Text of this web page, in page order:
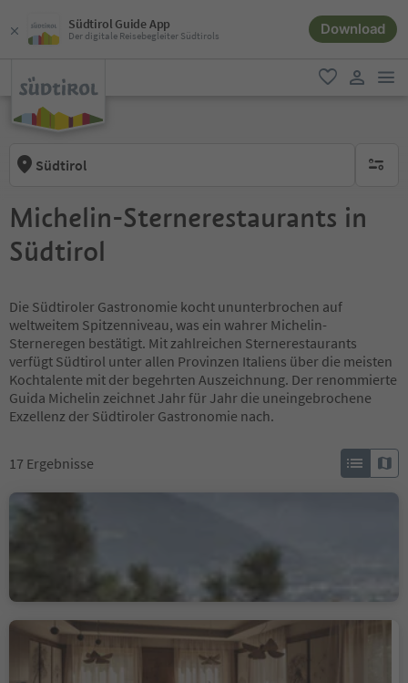
Südtirol Guide App
Der digitale Reisebegleiter Südtirols Download
favorit
Südtirol keine
Michelin-Sternerestaurants in
Südtirol
Die Südtiroler Gastronomie kocht ununterbrochen auf
weltweitem Spitzenniveau, was ein wahrer Michelin-
Sterneregen bestätigt. Mit zahlreichen Sternerestaurants
verfügt Südtirol unter allen Provinzen Italiens über die meisten
Kochtalente mit der begehrten Auszeichnung. Der renommierte
Guida Michelin zeichnet Jahr für Jahr die uneingebrochene
Exzellenz der Südtiroler Gastronomie nach.
17 Ergebnisse
Meran, Meran und Umgebung
Johannesstube - engel
gourmet&spa